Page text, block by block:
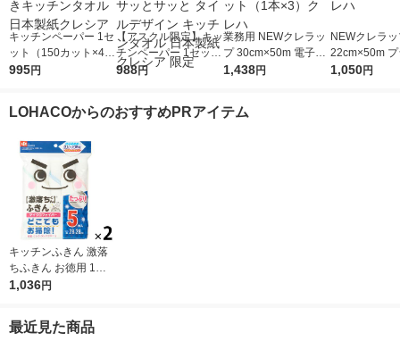
キッチンペーパー 1セ
ット（150カット×4ロ
ール×2） スコッティ
995円
【アスクル限定】キッ
チンペーパー 1セット
（200組×4）スコッテ
タオル 日本製紙クレ
988円
業務用 NEWクレラッ
プ 30cm×50m 電子レ
ンジ・冷凍可 1セット
1,438円
NEWクレラ
22cm×50m
子レンジ・冷
1,050円
LOHACOからのおすすめPRアイテム
キッチンふきん 激落
ちふきん お徳用 1セ
ット（5枚入×2パッ
1,036円
最近見た商品